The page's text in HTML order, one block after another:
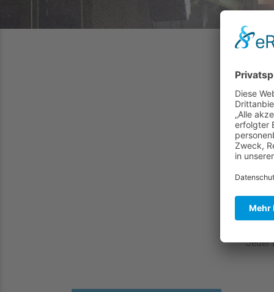
„Gott
10:00
zu.
Die
Jeder